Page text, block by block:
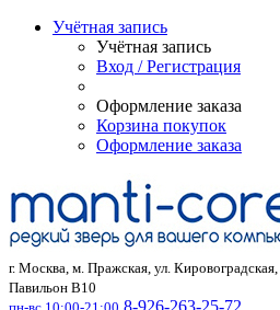
Учётная запись
Учётная запись
Вход / Регистрация
Оформление заказа
Корзина покупок
Оформление заказа
г. Москва, м. Пражская, ул.
Павильон В10
8-926-263-25-72